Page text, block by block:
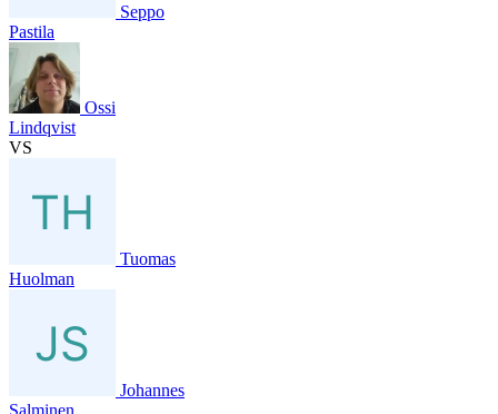
Seppo
Pastila
Ossi
Lindqvist
VS
Tuomas
Huolman
Johannes
Salminen